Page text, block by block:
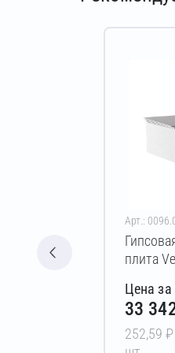
Арт.:
плита
Цена за
33
252,59